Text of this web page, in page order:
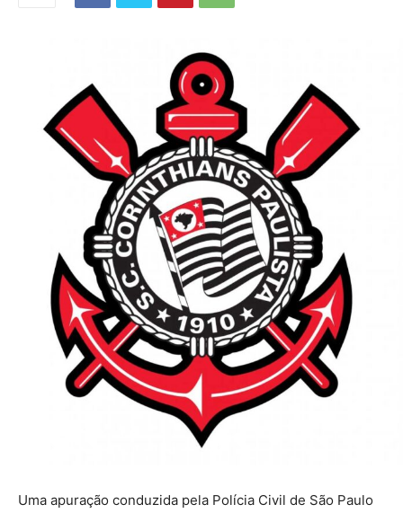
Uma apuração conduzida pela Polícia Civil de São Paulo